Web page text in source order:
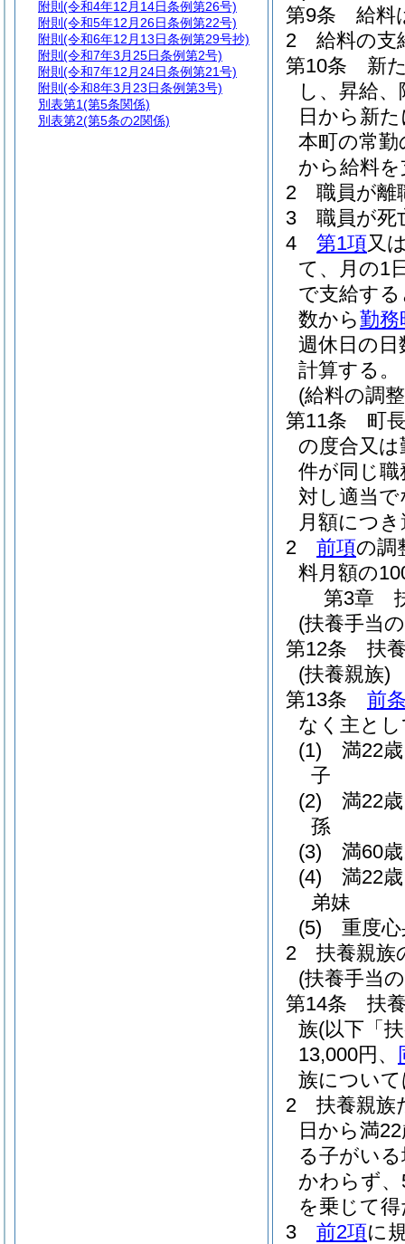
第9条
給料
2
給料の支
第10条
新
し、昇給
日から新
本町の常
から給料
2
職員が離
3
職員が死
4
第1項又
て、月の1
で支給す
数から勤務
週休日の
計算する。
(給料の調
第11条
町
の度合又は
件が同じ
対し適当
月額につ
2
前項の調
料月額の
第3章
(扶養手当
第12条
扶
(扶養親族)
第13条
前
なく主と
(1)
満22
子
(2)
満22
孫
(3)
満60
(4)
満22
弟妹
(5)
重度
2
扶養親族
(扶養手当
第14条
扶
族(以下「
13,000円、
族につい
2
扶養親族
日から満
る子がい
かわらず
を乗じて
3
前2項に
附則 (令和4年12月14日条例第26号)
附則 (令和5年12月26日条例第22号)
附則 (令和6年12月13日条例第29号抄)
附則 (令和7年3月25日条例第2号)
附則 (令和7年12月24日条例第21号)
附則 (令和8年3月23日条例第3号)
別表第1(第5条関係)
別表第2(第5条の2関係)